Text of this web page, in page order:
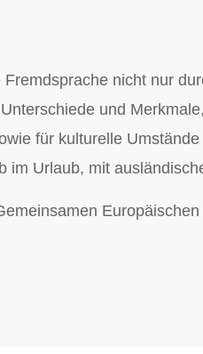
nicht nur
und
für kulturelle
Urlaub, mit